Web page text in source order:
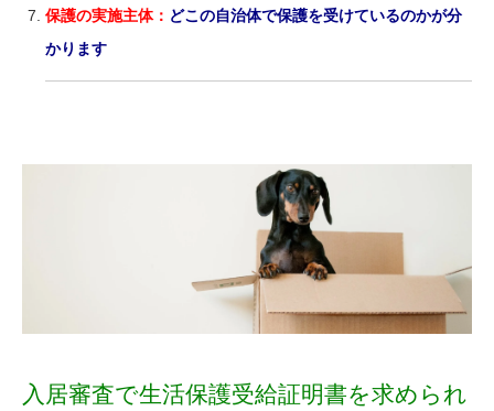
保護の実施主体： どこの自治体で保護を受けているのかが分
かります
入居審査で生活保護受給証明書を求められ